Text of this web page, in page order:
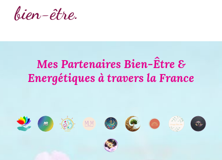
bien-être.
Mes Partenaires Bien-Être &
Energétiques à travers la France